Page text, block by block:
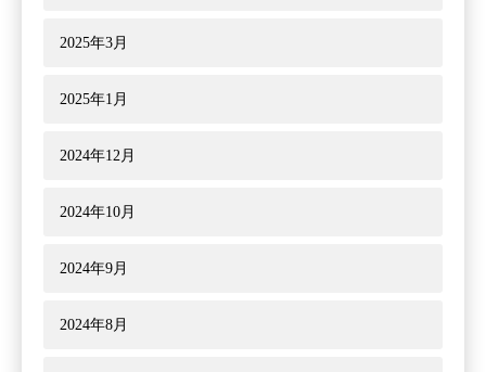
2025年3月
2025年1月
2024年12月
2024年10月
2024年9月
2024年8月